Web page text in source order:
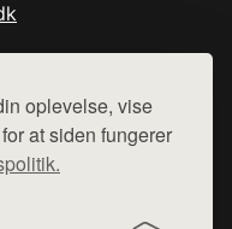
oplevelse, vise
at siden fungerer
henviser til de shops,